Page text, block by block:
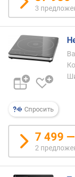
а
C
а
к
и
м
л
а
3
Спросить
7 499
2